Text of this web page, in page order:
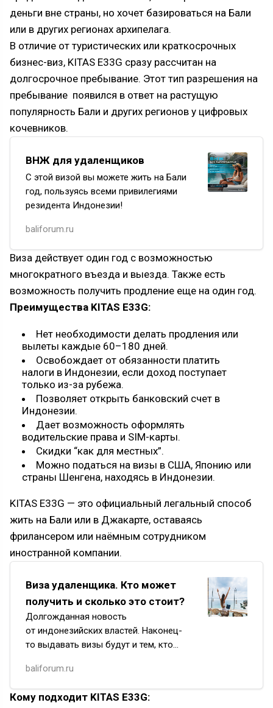
деньги вне страны, но хочет базироваться на Бали
или в других регионах архипелага.
В отличие от туристических или краткосрочных
бизнес-виз, KITAS E33G сразу рассчитан на
долгосрочное пребывание. Этот тип разрешения на
пребывание появился в ответ на растущую
популярность Бали и других регионов у цифровых
кочевников.
ВНЖ для удаленщиков
С этой визой вы можете жить на Бали
год, пользуясь всеми привилегиями
резидента Индонезии!
не выезжая с Бали. При оформлении
дарим открытие счета
в индонезийском банке в подарок 🎁
baliforum.ru
Виза действует один год с возможностью
многократного въезда и выезда. Также есть
возможность получить продление еще на один год.
Преимущества KITAS E33G:
Нет необходимости делать продления или
вылеты каждые 60–180 дней.
Освобождает от обязанности платить
налоги в Индонезии, если доход поступает
только из-за рубежа.
Позволяет открыть банковский счет в
Индонезии.
Дает возможность оформлять
водительские права и SIM-карты.
Скидки “как для местных”.
Можно податься на визы в США, Японию или
страны Шенгена, находясь в Индонезии.
KITAS E33G — это официальный легальный способ
жить на Бали или в Джакарте, оставаясь
фрилансером или наёмным сотрудником
иностранной компании.
Виза удаленщика. Кто может
получить и сколько это стоит?
Долгожданная новость
от индонезийских властей. Наконец-
то выдавать визы будут и тем, кто
у бассейна, не имеет местной
компании и получает зарплату из-за
границы. &nbs
baliforum.ru
Кому подходит KITAS E33G: